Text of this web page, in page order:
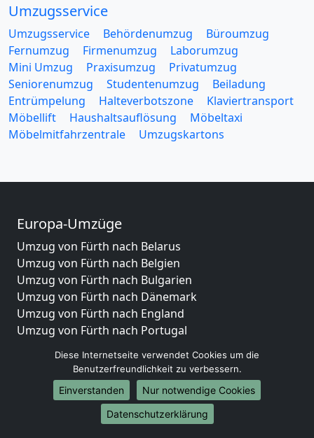
Umzugsservice
Umzugsservice Behördenumzug
Büroumzug
Fernumzug
Firmenumzug
Laborumzug
Mini Umzug
Praxisumzug
Privatumzug
Seniorenumzug
Studentenumzug
Beiladung
Entrümpelung
Halteverbotszone
Klaviertransport
Möbellift
Haushaltsauflösung
Möbeltaxi
Möbelmitfahrzentrale
Umzugskartons
Europa-Umzüge
Umzug von Fürth nach Belarus
Umzug von Fürth nach Belgien
Umzug von Fürth nach Bulgarien
Umzug von Fürth nach Dänemark
Umzug von Fürth nach England
Umzug von Fürth nach Portugal
Umzug von Fürth nach Irland
Umzug von Fürth nach Lettland
Umzug von Fürth nach Zypern
Umzug von Fürth nach Kroatien
Diese Internetseite verwendet Cookies um die
Benutzerfreundlichkeit zu verbessern.
Einverstanden
Nur notwendige Cookies
Datenschutzerklärung